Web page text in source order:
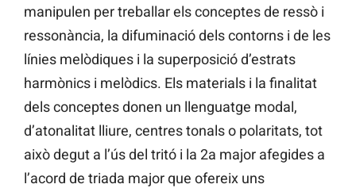
manipulen per treballar els conceptes de ressò i
ressonància, la difuminació dels contorns i de les
línies melòdiques i la superposició d’estrats
harmònics i melòdics. Els materials i la finalitat
dels conceptes donen un llenguatge modal,
d’atonalitat lliure, centres tonals o polaritats, tot
això degut a l’ús del tritó i la 2a major afegides a
l’acord de triada major que ofereix uns